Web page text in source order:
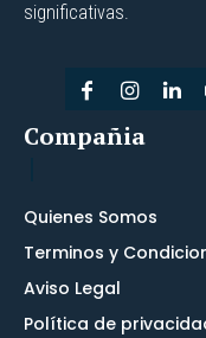
significativas.
Compañia
Quienes Somos
Terminos y
Aviso Legal
Política de